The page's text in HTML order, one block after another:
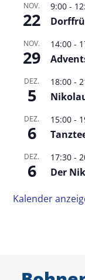
NOV.
22
9:00 -
NOV.
29
14:00 -
DEZ.
5
18:00 -
DEZ.
6
15:00 -
DEZ.
6
17:30 -
Der
Kalender